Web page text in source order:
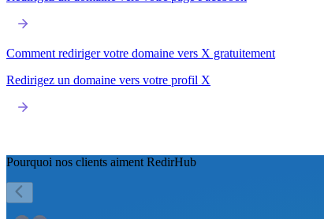
Comment rediriger votre domaine vers X gratuitement
Redirigez un domaine vers votre profil X
Pourquoi nos clients aiment RedirHub